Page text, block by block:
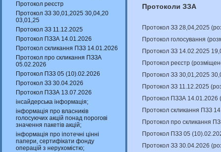
Протокол реєстр
Протокол ЗЗ 30,01,2025 30,04,20
03,01,25
Протокол ЗЗ 11.12.2025
Протокол ПЗЗА 14.01.2026
Протокол скликання ПЗЗ 14.01.2026
Протокол про скликання ПЗЗА
05.02.2026
Протокол ПЗЗ 05 (10).02.2026
Протокол ЗЗ 30.04.2026
Протокол ПЗЗА 13.07.2026
інсайдерська інформація;
інформація про власників
голосуючих акцій понад порогові
значення пакетів акцій;
інформація про іпотечні цінні
папери, сертифікати фонду
операцій з нерухомістю;
Протоколи ЗЗА
Протокол ЗЗ 28,04,2025
Протокол голосування
Протокол ЗЗ 14.02.2025
Протокол реєстр
Протокол ЗЗ 30,01,2025
Протокол ЗЗ 11.12.2025
Протокол ПЗЗА
Протокол скликання ПЗЗ
Протокол про скликання
Протокол ПЗЗ 05
Протокол ЗЗ 30.04.2026